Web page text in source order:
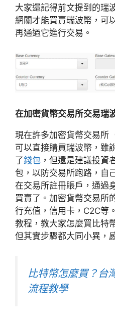
大家還記得前文提到的瑞
網關才能買賣瑞波幣，可
再通過它進行交易。
在加密貨幣交易所交易瑞
現在許多加密貨幣交易所
可以直接購買瑞波幣，雖
了錢包 ，但還是建議投資
包，以防交易所跑路，自
在交易所註冊賬戶，通過
買賣了。加密貨幣交易所
行充值，信用卡，C2C等
教程，教大家怎麼買比特
但其實步驟都大同小異，
比特幣怎麼買？台
流程教學